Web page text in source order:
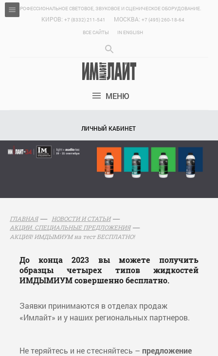
ПРОФЕССИОНАЛЬНОЕ СВЕТОВОЕ, ЗВУКОВОЕ И СЦЕНИЧЕСКОЕ ОБОРУДОВАНИЕ.
КИРОВ: +7 (8332) 211-541 МОСКВА: +7 (495) 260-18-64
ВСЕ САЙТЫ
IN ENGLISH
МЕНЮ
ЛИЧНЫЙ КАБИНЕТ
ГЛАВНАЯ
НОВОСТИ И СТАТЬИ
АКЦИИ. СПЕЦИАЛЬНЫЕ ПРЕДЛОЖЕНИЯ
АКЦИЯ! ИМДЫМИУМ на тест БЕСПЛАТНО!
До конца 2023 вы можете получить
образцы четырех типов жидкостей
ИМДЫМИУМ совершенно бесплатно.
Заявки принимаются в отделах продаж
«Имлайт» и у наших региональных партнеров.
Не теряйтесь и не стесняйтесь – предложение